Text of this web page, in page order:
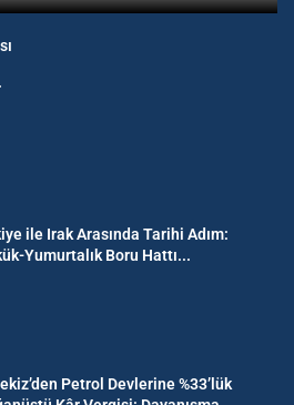
ile Irak Arasında Tarihi Adım:
Yumurtalık Boru Hattı...
Petrol Devlerine %33’lük